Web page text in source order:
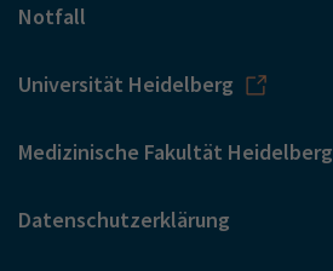
Notfall
Universität Heidelberg
Medizinische Fakultät Heidelberg
Datenschutzerklärung